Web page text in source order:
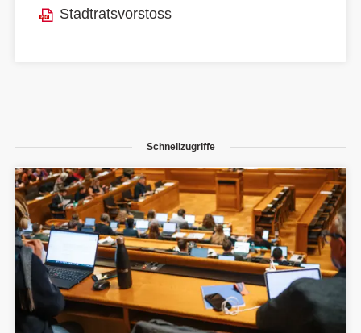
Stadtratsvorstoss
Schnellzugriffe